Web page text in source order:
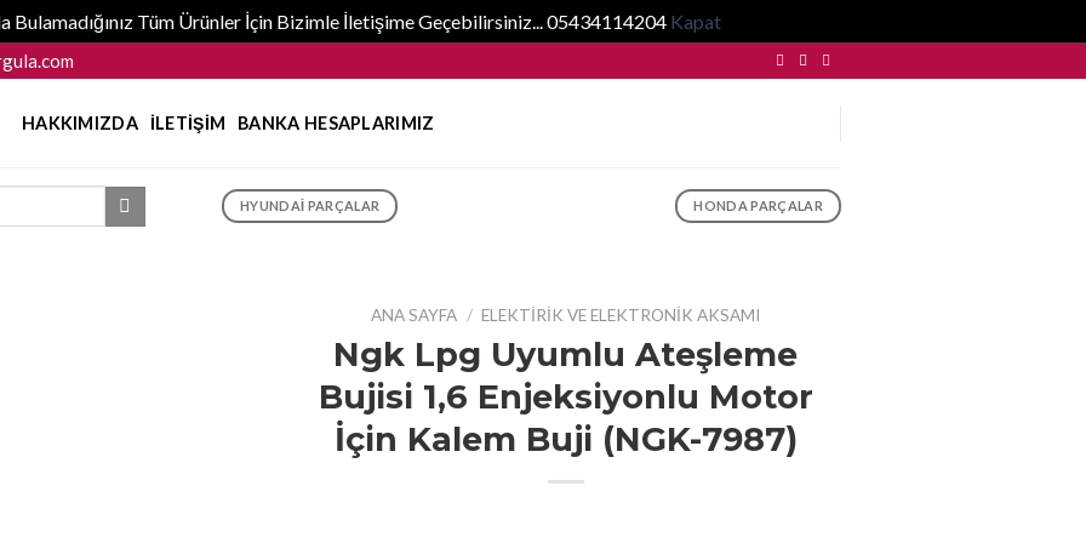
Bulamadığınız Tüm Ürünler İçin Bizimle İletişime Geçebilirsiniz... 05434114204 Kapat
HAKKIMIZDA İLETIŞIM BANKA HESAPLARIMIZ
HYUNDAI PARÇALAR HONDA PARÇALAR
ANA SAYFA / ELEKTIRIK VE ELEKTRONIK AKSAMI
Ngk Lpg Uyumlu Ateşleme
Bujisi 1,6 Enjeksiyonlu Motor
İçin Kalem Buji (NGK-7987)